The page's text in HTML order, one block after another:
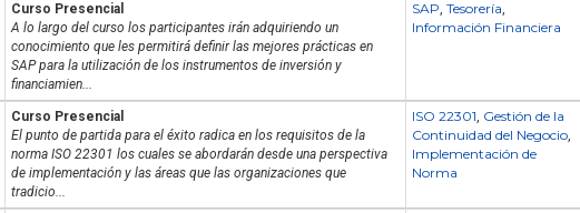
Curso Presencial
A lo largo del curso los participantes irán adquiriendo un
conocimiento que les permitirá definir las mejores prácticas en
SAP para la utilización de los instrumentos de inversión y
financiamien...
SAP Tesorería
Información Financiera
Curso Presencial
El punto de partida para el éxito radica en los requisitos de la
norma ISO 22301 los cuales se abordarán desde una perspectiva
de implementación y las áreas que las organizaciones que
tradicio...
ISO 22301 Gestión de la
Continuidad del Negocio
Implementación de
Norma